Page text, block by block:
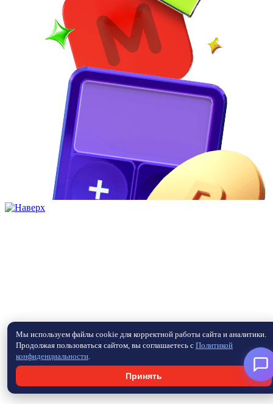
Мы используем файлы cookie для корректной работы сайта и аналитики.
Продолжая пользоваться сайтом, вы соглашаетесь с Политикой
конфиденциальности.
Принять